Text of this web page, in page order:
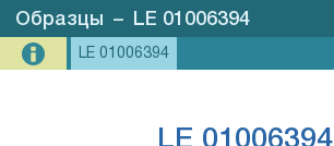
Образцы – LE 01006394
LE 01006394
LE 01006394